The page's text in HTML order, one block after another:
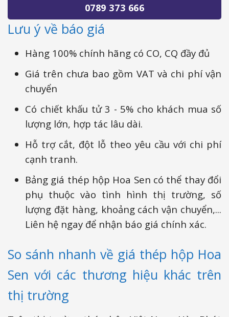
0789 373 666
Lưu ý về báo giá
Hàng 100% chính hãng có CO, CQ đầy đủ
Giá trên chưa bao gồm VAT và chi phí vận
chuyển
Có chiết khấu tử 3 - 5% cho khách mua số
lượng lớn, hợp tác lâu dài.
Hỗ trợ cắt, đột lỗ theo yêu cầu với chi phí
cạnh tranh.
Bảng giá thép hộp Hoa Sen có thể thay đổi
phụ thuộc vào tình hình thị trường, số
lượng đặt hàng, khoảng cách vận chuyển,...
Liên hệ ngay để nhận báo giá chính xác.
So sánh nhanh về giá thép hộp Hoa
Sen với các thương hiệu khác trên
thị trường